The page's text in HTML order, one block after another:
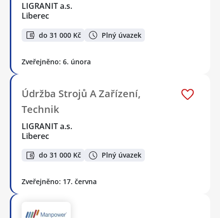
LIGRANIT a.s.
Liberec
do 31 000 Kč Plný úvazek
Zveřejněno: 6. února
Údržba Strojů A Zařízení,
Technik
LIGRANIT a.s.
Liberec
do 31 000 Kč Plný úvazek
Zveřejněno: 17. června